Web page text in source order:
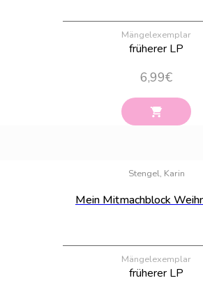
Mängelexemplar
früherer LP
6,99€
Stengel, Karin
Mein Mitmachblock
Mängelexemplar
früherer LP